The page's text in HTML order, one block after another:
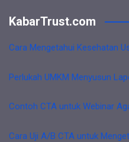
KabarTrust.com
Cara Mengetahui Kesehatan
Perlukah UMKM Menyusun
Contoh CTA untuk Webinar
Cara Uji A/B CTA untuk